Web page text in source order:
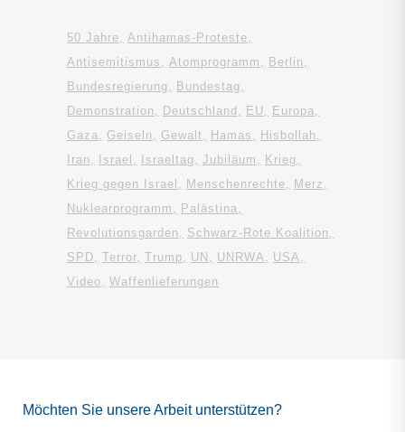
50 Jahre
Antihamas-Proteste
Antisemitismus
Atomprogramm
Berlin
Bundesregierung
Bundestag
Demonstration
Deutschland EU
Europa
Gaza
Geiseln Gewalt Hamas
Hisbollah
Iran
Israel Israeltag Jubiläum
Krieg
Krieg gegen Israel
Menschenrechte
Merz
Nuklearprogramm
Palästina
Revolutionsgarden
Schwarz-Rote Koalition
SPD
Terror Trump UN UNRWA
USA
Video
Waffenlieferungen
Möchten Sie unsere Arbeit unterstützen?